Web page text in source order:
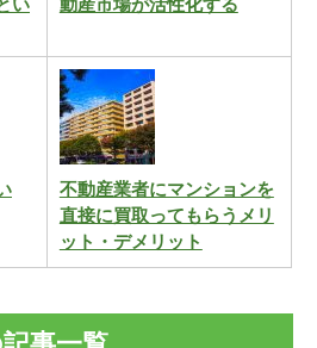
い
動産市場が活性化する
不動産業者にマンションを
直接に買取ってもらうメリ
ット・デメリット